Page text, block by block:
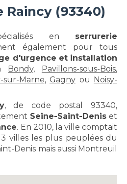
Raincy (93340)
en serrurerie
également pour tous
d'urgence et installation
Bondy, Pavillons-sous-Bois,
sur-Marne, Gagny ou Noisy-
, de code postal 93340,
Seine-Saint-Denis et
. En 2010, la ville comptait
3 villes les plus peuplées du
Denis mais aussi Montreuil